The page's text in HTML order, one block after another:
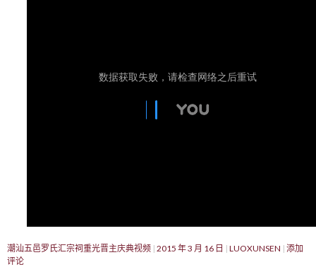
潮汕五邑罗氏汇宗祠重光晋主庆典视频 2015 年 3 月 16 日 LUOXUNSEN 添加
评论